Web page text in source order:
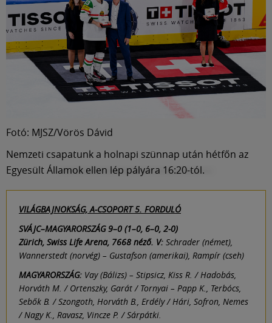
Fotó: MJSZ/Vörös Dávid
Nemzeti csapatunk a holnapi szünnap után hétfőn az
Egyesült Államok ellen lép pályára 16:20-tól.
VILÁGBAJNOKSÁG, A-CSOPORT 5. FORDULÓ
SVÁJC–MAGYARORSZÁG 9–0 (1–0, 6–0, 2-0)
Zürich, Swiss Life Arena, 7668 néző. V: Schrader (német),
Wannerstedt (norvég) – Gustafson (amerikai), Rampír (cseh)
MAGYARORSZÁG: Vay (Bálizs) – Stipsicz, Kiss R. / Hadobás,
Horváth M. / Ortenszky, Garát / Tornyai – Papp K., Terbócs,
Sebők B. / Szongoth, Horváth B., Erdély / Hári, Sofron, Nemes
/ Nagy K., Ravasz, Vincze P. / Sárpátki.